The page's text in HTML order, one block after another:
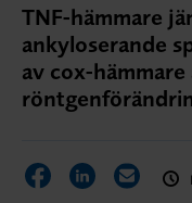
TNF-hämmare
ankyloserande
av cox-
Dela sidan
Dela